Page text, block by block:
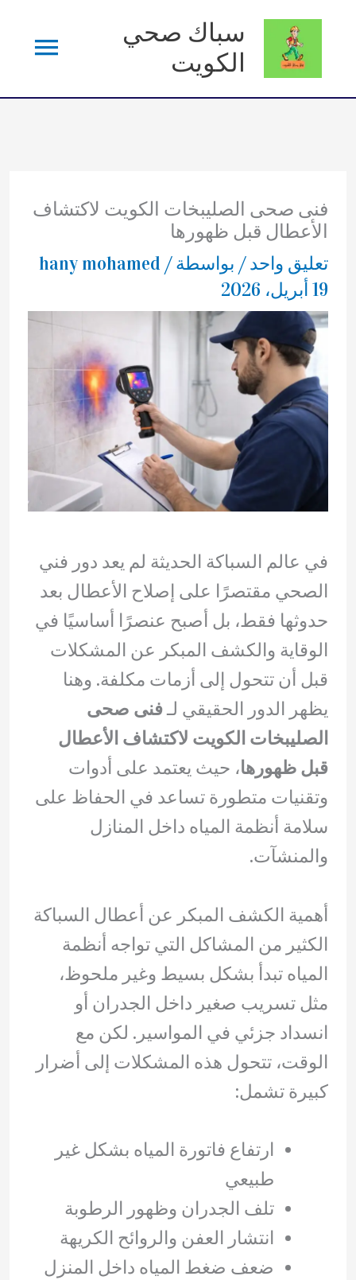
تخطي
المحتوى
سباك صحي
الكويت
فنى صحى الصليبخات الكويت لاكتشاف
الأعطال قبل ظهورها
تعليق واحد / بواسطة hany mohamed /
19 أبريل، 2026
في عالم السباكة الحديثة لم يعد دور فني
الصحي مقتصرًا على إصلاح الأعطال بعد
حدوثها فقط، بل أصبح عنصرًا أساسيًا في
الوقاية والكشف المبكر عن المشكلات
قبل أن تتحول إلى أزمات مكلفة. وهنا
يظهر الدور الحقيقي لـفنى صحى
الصليبخات الكويت لاكتشاف الأعطال
قبل ظهورها، حيث يعتمد على أدوات
وتقنيات متطورة تساعد في الحفاظ على
سلامة أنظمة المياه داخل المنازل
والمنشآت.
أهمية الكشف المبكر عن أعطال السباكة
الكثير من المشاكل التي تواجه أنظمة
المياه تبدأ بشكل بسيط وغير ملحوظ،
مثل تسريب صغير داخل الجدران أو
انسداد جزئي في المواسير. لكن مع
الوقت، تتحول هذه المشكلات إلى أضرار
كبيرة تشمل:
ارتفاع فاتورة المياه بشكل غير
طبيعي
تلف الجدران وظهور الرطوبة
انتشار العفن والروائح الكريهة
ضعف ضغط المياه داخل المنزل